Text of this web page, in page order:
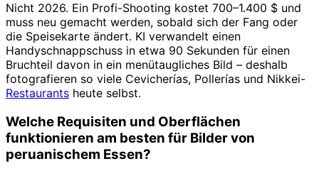
Nicht 2026. Ein Profi-Shooting kostet 700–1.400 $ und
muss neu gemacht werden, sobald sich der Fang oder
die Speisekarte ändert. KI verwandelt einen
Handyschnappschuss in etwa 90 Sekunden für einen
Bruchteil davon in ein menütaugliches Bild – deshalb
fotografieren so viele Cevicherías, Pollerías und Nikkei-
Restaurants heute selbst.
Welche Requisiten und Oberflächen
funktionieren am besten für Bilder von
peruanischem Essen?